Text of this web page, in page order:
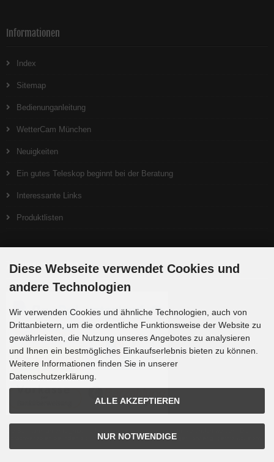
Informationen
Index
Sitemap
Bedienunganleitung
WetterCam München
Neuigkeiten
Ein gutes Teleskop beginnt bei der Beratung
Interessante Links
Produktlisten
Zahlungsmethoden
Sprachvariablen befinden sich in der Datei tpl_modified/lang/german/lang_german.custom.
Diese Webseite verwendet Cookies und
andere Technologien
Wir verwenden Cookies und ähnliche Technologien, auch von
Drittanbietern, um die ordentliche Funktionsweise der Website zu
gewährleisten, die Nutzung unseres Angebotes zu analysieren
und Ihnen ein bestmögliches Einkaufserlebnis bieten zu können.
Weitere Informationen finden Sie in unserer
Datenschutzerklärung.
ALLE AKZEPTIEREN
NUR NOTWENDIGE